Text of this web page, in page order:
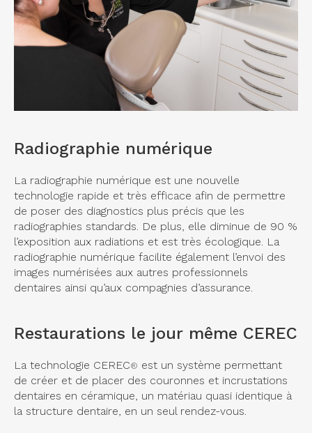
Radiographie numérique
La radiographie numérique est une nouvelle
technologie rapide et très efficace afin de permettre
de poser des diagnostics plus précis que les
radiographies standards. De plus, elle diminue de 90 %
l’exposition aux radiations et est très écologique. La
radiographie numérique facilite également l’envoi des
images numérisées aux autres professionnels
dentaires ainsi qu’aux compagnies d’assurance.
Restaurations le jour même CEREC
La technologie CEREC® est un système permettant
de créer et de placer des couronnes et incrustations
dentaires en céramique, un matériau quasi identique à
la structure dentaire, en un seul rendez-vous.